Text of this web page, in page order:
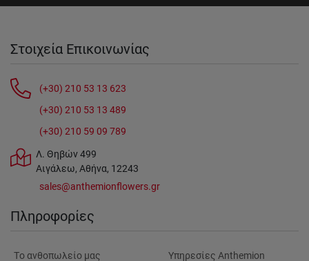
Στοιχεία Επικοινωνίας
(+30) 210 53 13 623
(+30) 210 53 13 489
(+30) 210 59 09 789
Λ. Θηβών 499
Αιγάλεω, Αθήνα, 12243
sales@anthemionflowers.gr
Πληροφορίες
Tο ανθοπωλείο μας
Υπηρεσίες Anthemion